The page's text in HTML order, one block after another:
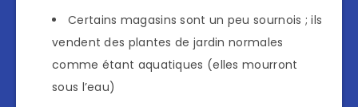
Certains magasins sont un peu sournois ; ils
vendent des plantes de jardin normales
comme étant aquatiques (elles mourront
sous l’eau)